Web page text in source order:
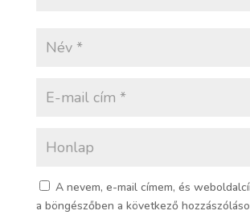
A nevem, e-mail címem, és
a böngészőben a következő